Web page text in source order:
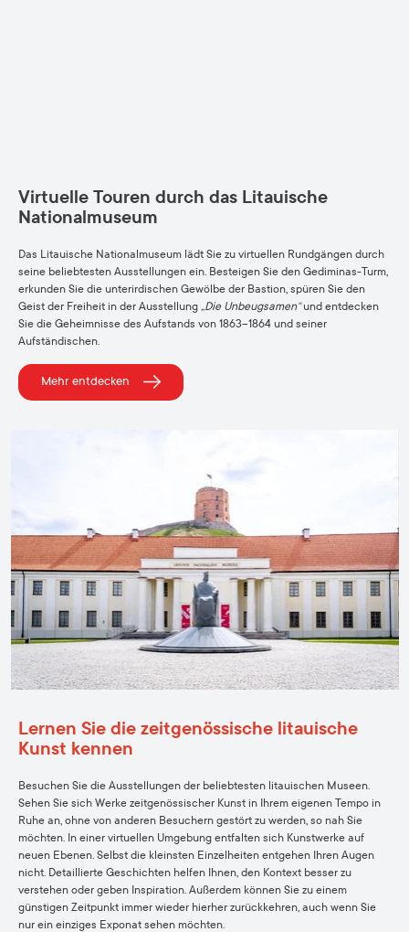
Virtuelle Touren durch das Litauische
Nationalmuseum
Das Litauische Nationalmuseum lädt Sie zu virtuellen Rundgängen durch
seine beliebtesten Ausstellungen ein. Besteigen Sie den Gediminas-Turm,
erkunden Sie die unterirdischen Gewölbe der Bastion, spüren Sie den
Geist der Freiheit in der Ausstellung „Die Unbeugsamen“und entdecken
Sie die Geheimnisse des Aufstands von 1863–1864 und seiner
Aufständischen.
Mehr entdecken
Lernen Sie die zeitgenössische litauische
Kunst kennen
Besuchen Sie die Ausstellungen der beliebtesten litauischen Museen.
Sehen Sie sich Werke zeitgenössischer Kunst in Ihrem eigenen Tempo in
Ruhe an, ohne von anderen Besuchern gestört zu werden, so nah Sie
möchten. In einer virtuellen Umgebung entfalten sich Kunstwerke auf
neuen Ebenen. Selbst die kleinsten Einzelheiten entgehen Ihren Augen
nicht. Detaillierte Geschichten helfen Ihnen, den Kontext besser zu
verstehen oder geben Inspiration. Außerdem können Sie zu einem
günstigen Zeitpunkt immer wieder hierher zurückkehren, auch wenn Sie
nur ein einziges Exponat sehen möchten.